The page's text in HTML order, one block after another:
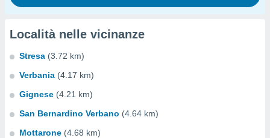
Località nelle vicinanze
Stresa (3.72 km)
Verbania (4.17 km)
Gignese (4.21 km)
San Bernardino Verbano (4.64 km)
Mottarone (4.68 km)